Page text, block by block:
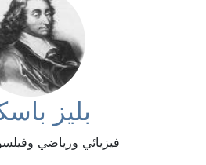
بليز
فيزيائي ورياضي